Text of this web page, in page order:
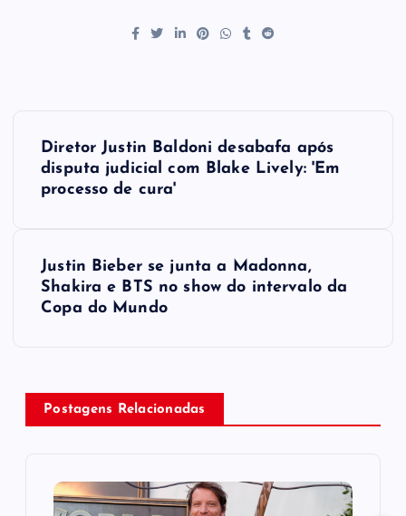
v
Diretor Justin Baldoni desabafa após
disputa judicial com Blake Lively: 'Em
processo de cura'
Justin Bieber se junta a Madonna,
Shakira e BTS no show do intervalo da
Copa do Mundo
Postagens Relacionadas